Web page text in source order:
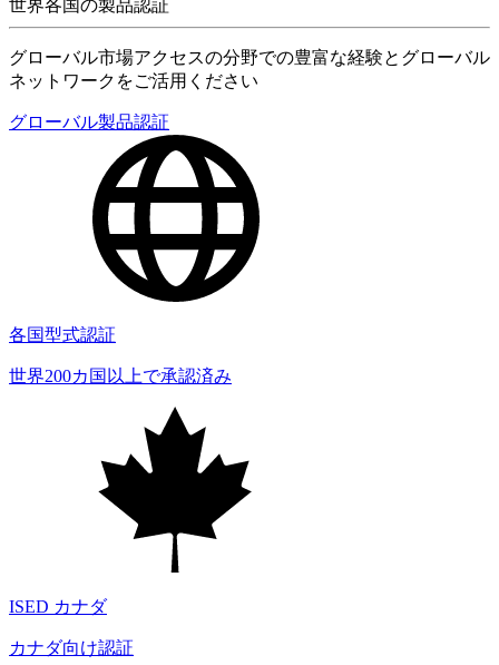
世界各国の製品認証
グローバル市場アクセスの分野での豊富な経験とグローバル
ネットワークをご活用ください
グローバル製品認証
各国型式認証
世界200カ国以上で承認済み
ISED カナダ
カナダ向け認証